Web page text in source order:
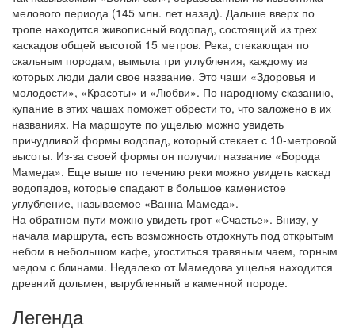
мелового периода (145 млн. лет назад). Дальше вверх по
тропе находится живописный водопад, состоящий из трех
каскадов общей высотой 15 метров. Река, стекающая по
скальным породам, вымыла три углубления, каждому из
которых люди дали свое название. Это чаши «Здоровья и
молодости», «Красоты» и «Любви». По народному сказанию,
купание в этих чашах поможет обрести то, что заложено в их
названиях. На маршруте по ущелью можно увидеть
причудливой формы водопад, который стекает с 10-метровой
высоты. Из-за своей формы он получил название «Борода
Мамеда». Еще выше по течению реки можно увидеть каскад
водопадов, которые спадают в большое каменистое
углубление, называемое «Ванна Мамеда».
На обратном пути можно увидеть грот «Счастье». Внизу, у
начала маршрута, есть возможность отдохнуть под открытым
небом в небольшом кафе, угоститься травяным чаем, горным
медом с блинами. Недалеко от Мамедова ущелья находится
древний дольмен, вырубленный в каменной породе.
Легенда